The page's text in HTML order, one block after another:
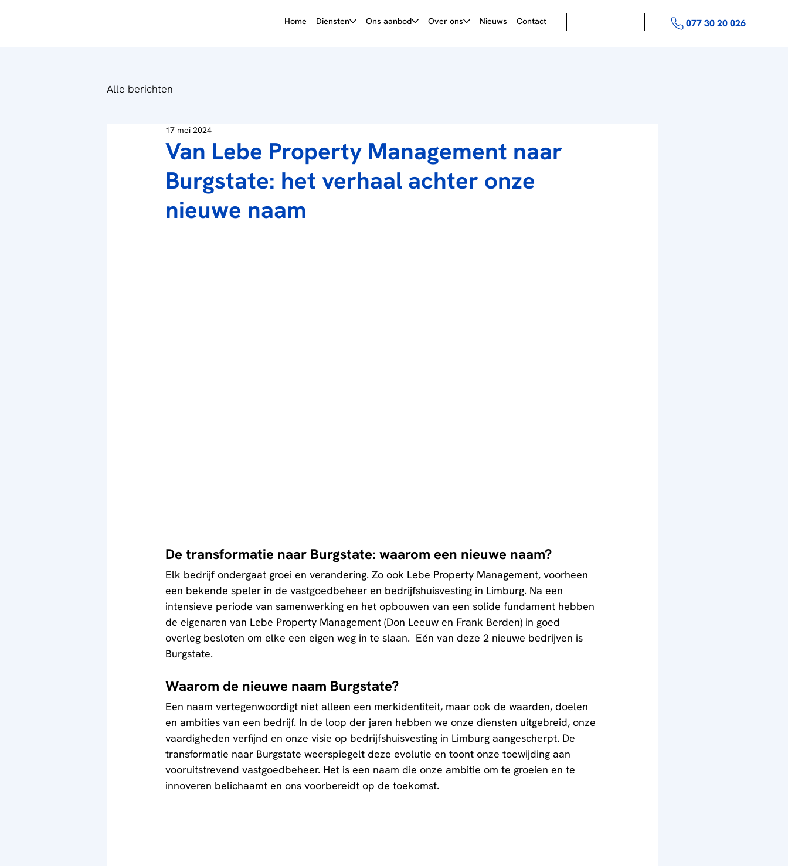
Home Diensten Ons aanbod Over ons Nieuws Contact
Alle berichten
Van Lebe Property Management naar
Burgstate: het verhaal achter onze
nieuwe naam
17 mei 2024
De transformatie naar Burgstate: waarom een nieuwe naam?
Elk bedrijf ondergaat groei en verandering. Zo ook Lebe Property Management, voorheen
een bekende speler in de vastgoedbeheer en bedrijfshuisvesting in Limburg. Na een
intensieve periode van samenwerking en het opbouwen van een solide fundament hebben
de eigenaren van Lebe Property Management (Don Leeuw en Frank Berden) in goed
overleg besloten om elke een eigen weg in te slaan.  Eén van deze 2 nieuwe bedrijven is
Burgstate.
Waarom de nieuwe naam Burgstate?
Een naam vertegenwoordigt niet alleen een merkidentiteit, maar ook de waarden, doelen
en ambities van een bedrijf. In de loop der jaren hebben we onze diensten uitgebreid, onze
vaardigheden verfijnd en onze visie op bedrijfshuisvesting in Limburg aangescherpt. De
transformatie naar Burgstate weerspiegelt deze evolutie en toont onze toewijding aan
vooruitstrevend vastgoedbeheer. Het is een naam die onze ambitie om te groeien en te
innoveren belichaamt en ons voorbereidt op de toekomst.